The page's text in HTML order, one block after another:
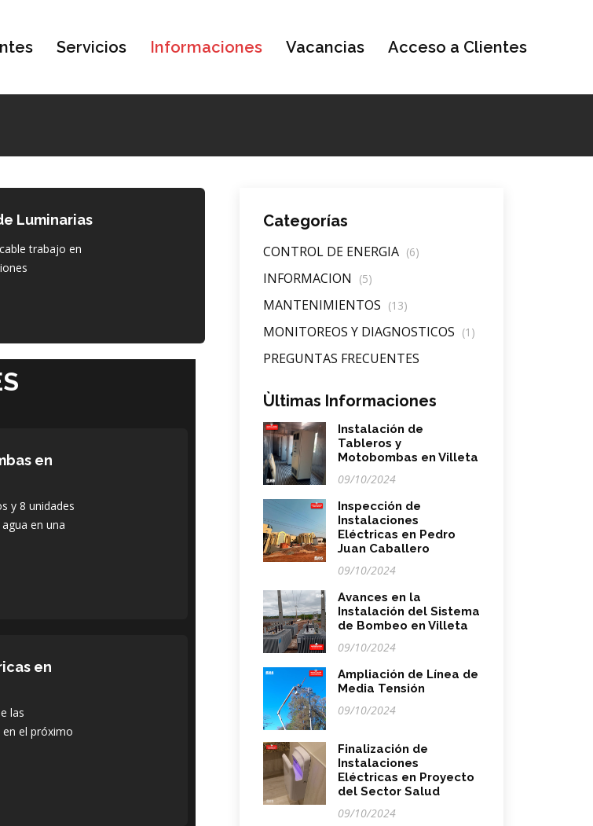
Servicios Informaciones Vacancias Acceso a Clientes
Luminarias
trabajo en
en
y 8 unidades
en una
en
las
el próximo
Categorías
CONTROL DE ENERGIA (6)
INFORMACION (5)
MANTENIMIENTOS (13)
MONITOREOS Y DIAGNOSTICOS (1)
PREGUNTAS FRECUENTES
Ùltimas Informaciones
Instalación de
Tableros y
Motobombas en Villeta
09/10/2024
Inspección de
Instalaciones
Eléctricas en Pedro
Juan Caballero
09/10/2024
Avances en la
Instalación del Sistema
de Bombeo en Villeta
09/10/2024
Ampliación de Línea de
Media Tensión
09/10/2024
Finalización de
Instalaciones
Eléctricas en Proyecto
del Sector Salud
09/10/2024